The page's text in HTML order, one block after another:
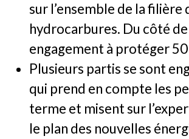
sur l’ensemble de la filière
hydrocarbures. Du côté
engagement à protéger
Plusieurs partis se sont
qui prend en compte les
terme et misent sur
le plan des nouvelles